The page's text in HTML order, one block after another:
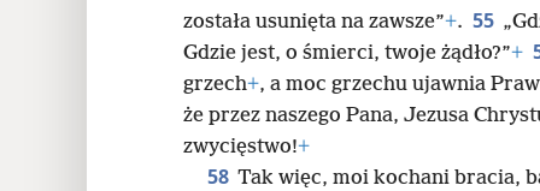
została usunięta na zawsze”+. 55
Gdzie jest, o śmierci, twoje żądło?”+
grzech+, a moc grzechu ujawnia
że przez naszego Pana, Jezusa
zwycięstwo!+
58 Tak więc, moi kochani bracia,